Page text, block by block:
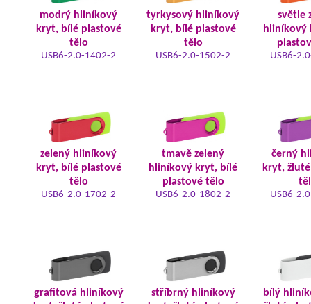
modrý hliníkový
kryt, bílé plastové
tělo
USB6-2.0-1402-2
tyrkysový hliníkový
kryt, bílé plastové
tělo
USB6-2.0-1502-2
světle
hliníkový
USB6-
zelený hliníkový
kryt, bílé plastové
tělo
USB6-2.0-1702-2
tmavě zelený
hliníkový kryt, bílé
plastové tělo
USB6-2.0-1802-2
černý
kryt,
USB6-
grafitová hliníkový
stříbrný hliníkový
bílý